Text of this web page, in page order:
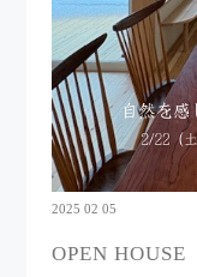
2025 02 05
OPEN HOUSE